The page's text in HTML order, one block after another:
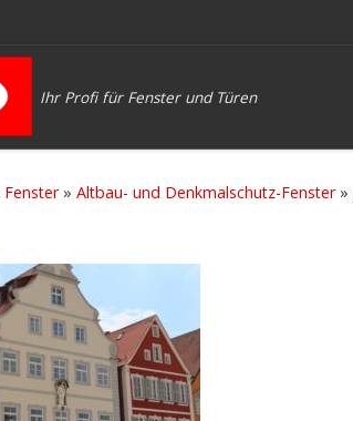
Ihr Profi für Fenster und Türen
Fenster » Altbau- und Denkmalschutz-Fenster »